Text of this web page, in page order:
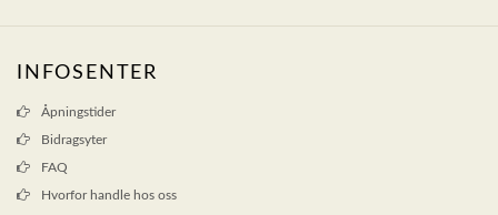
INFOSENTER
Åpningstider
Bidragsyter
FAQ
Hvorfor handle hos oss